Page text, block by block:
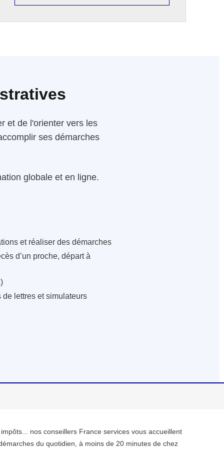
et de l'orienter vers les
ses démarches
globale et en ligne.
et réaliser des démarches
d’un proche, départ à
lettres et simulateurs
nos conseillers France services vous accueillent
du quotidien, à moins de 20 minutes de chez